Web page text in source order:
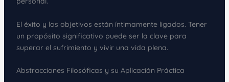
El éxito y los objetivos están íntimamente ligados. Tener
un propósito significativo puede ser la clave para
superar el sufrimiento y vivir una vida plena.
Abstracciones Filosóficas y su Aplicación Práctica